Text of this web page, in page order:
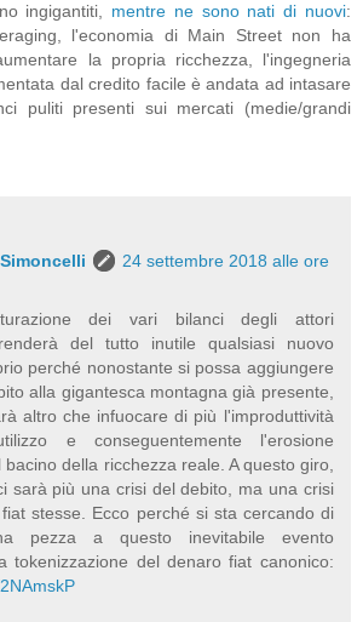
ingigantiti, mentre ne sono nati di nuovi:
l'economia di Main Street non ha
la propria ricchezza, l'ingegneria
dal credito facile è andata ad intasare
puliti presenti sui mercati (medie/grandi
24 settembre 2018 alle ore
dei vari bilanci degli attori
del tutto inutile qualsiasi nuovo
perché nonostante si possa aggiungere
alla gigantesca montagna già presente,
altro che infuocare di più l'improduttività
e conseguentemente l'erosione
della ricchezza reale. A questo giro,
sarà più una crisi del debito, ma una crisi
stesse. Ecco perché si sta cercando di
pezza a questo inevitabile evento
tokenizzazione del denaro fiat canonico: